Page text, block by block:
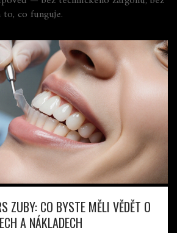
to, co funguje.
ZUBY: CO BYSTE MĚLI VĚDĚT O
A NÁKLADECH